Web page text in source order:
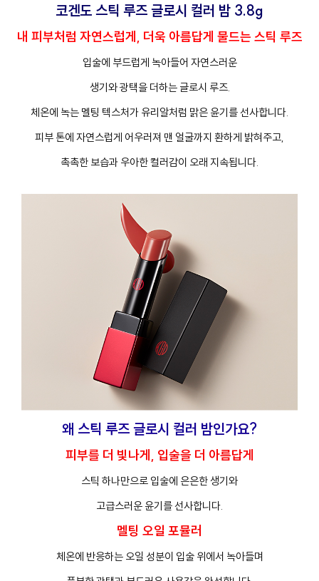
코겐도 스틱 루즈 글로시 컬러 밤 3.8g
내 피부처럼 자연스럽게, 더욱 아름답게 물드는 스틱 루즈
입술에 부드럽게 녹아들어 자연스러운
생기와 광택을 더하는 글로시 루즈.
체온에 녹는 멜팅 텍스처가 유리알처럼 맑은 윤기를 선사합니다.
피부 톤에 자연스럽게 어우러져 맨 얼굴까지 환하게 밝혀주고,
촉촉한 보습과 우아한 컬러감이 오래 지속됩니다.
왜 스틱 루즈 글로시 컬러 밤인가요?
피부를 더 빛나게, 입술을 더 아름답게
스틱 하나만으로 입술에 은은한 생기와
고급스러운 윤기를 선사합니다.
멜팅 오일 포뮬러
체온에 반응하는 오일 성분이 입술 위에서 녹아들며